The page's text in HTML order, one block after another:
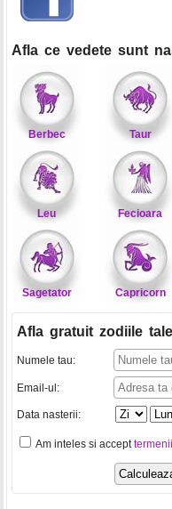
Afla ce vedete sunt
Berbec Taur
Leu Fecioara
Sagetator Capricorn
Afla gratuit zodiile tale
Numele tau:
Email-ul:
Data nasterii:
Am inteles si accepttermenii